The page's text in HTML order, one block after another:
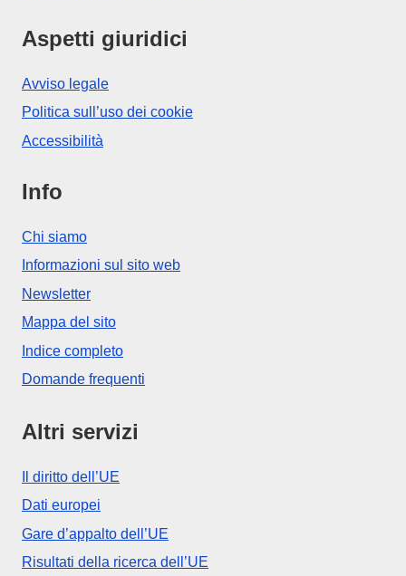
Aspetti giuridici
Avviso legale
Politica sull’uso dei cookie
Accessibilità
Info
Chi siamo
Informazioni sul sito web
Newsletter
Mappa del sito
Indice completo
Domande frequenti
Altri servizi
Il diritto dell’UE
Dati europei
Gare d’appalto dell’UE
Risultati della ricerca dell’UE